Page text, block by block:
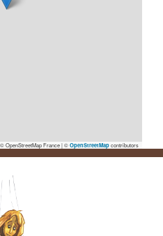
© OpenStreetMap France | © OpenStreetMapcontributors